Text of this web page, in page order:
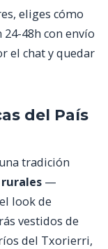
eliges cómo
48h con envío
el chat y quedar
del País
tradición
—
look de
vestidos de
del Txorierri,